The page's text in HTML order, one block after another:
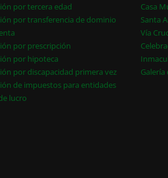
por tercera edad
por transferencia de dominio
por prescripción
por hipoteca
por discapacidad primera vez
de impuestos para entidades
lucro
Casa
Santa
Vía